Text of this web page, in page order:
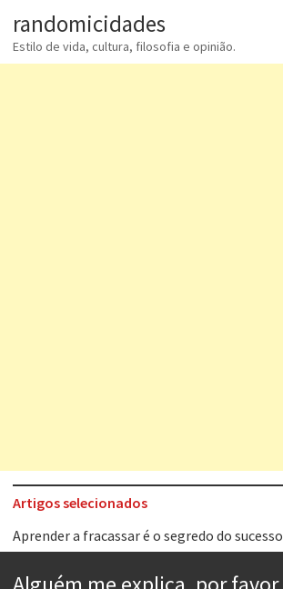
randomicidades
Estilo de vida, cultura, filosofia e opinião.
Artigos selecionados
Aprender a fracassar é o segredo do sucesso